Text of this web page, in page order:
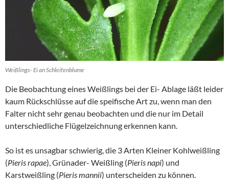
Weißlings- Ei an Schleifenblume
Die Beobachtung eines Weißlings bei der Ei- Ablage läßt leider
kaum Rückschlüsse auf die speifische Art zu, wenn man den
Falter nicht sehr genau beobachten und die nur im Detail
unterschiedliche Flügelzeichnung erkennen kann.
So ist es unsagbar schwierig, die 3 Arten Kleiner Kohlweißling
(Pieris rapae), Grünader- Weißling (Pieris napi) und
Karstweißling (Pieris mannii) unterscheiden zu können.